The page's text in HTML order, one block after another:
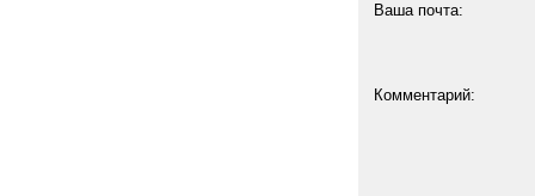
Ваша почта:
Комментарий: